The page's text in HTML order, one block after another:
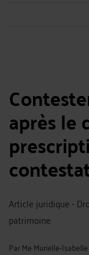
après le
Article juridique -
patrimoine
ParMe Murielle-